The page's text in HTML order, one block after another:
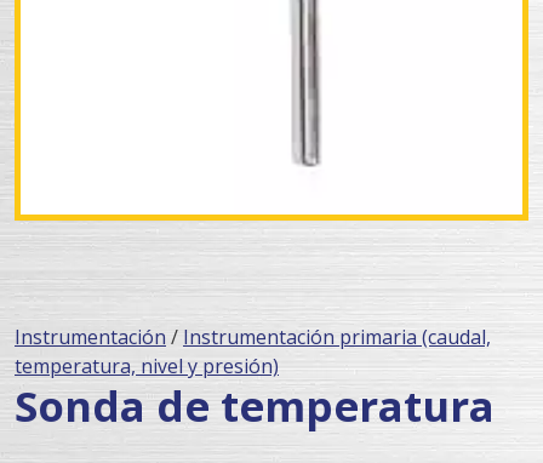
Instrumentación/ Instrumentación primaria (caudal,
temperatura, nivel y presión)
Sonda de temperatura